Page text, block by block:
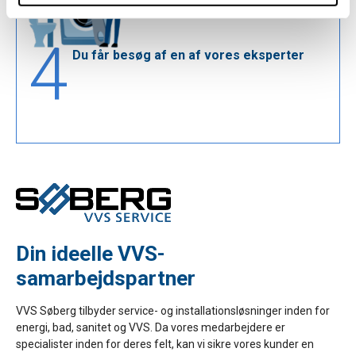
data med andre oplysninger, du har givet dem, eller som
de har indsamlet fra din brug af deres tjenester.
4 Du får besøg af en af vores eksperter
Din ideelle VVS-
samarbejdspartner
VVS Søberg tilbyder service- og installationsløsninger inden for
energi, bad, sanitet og VVS. Da vores medarbejdere er
specialister inden for deres felt, kan vi sikre vores kunder en